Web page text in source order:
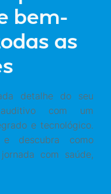
bem-
as
detalhe do seu
com um
e tecnológico.
e descubra como
com saúde,